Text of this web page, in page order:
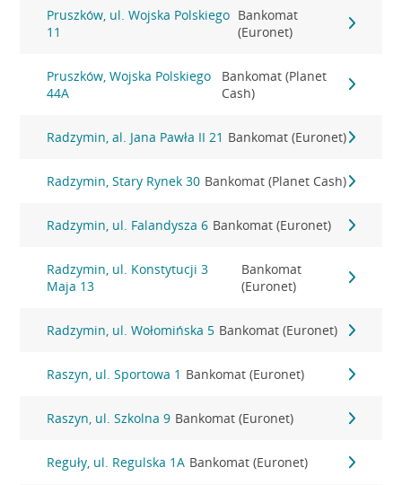
Pruszków, ul. Wojska Polskiego
11
Bankomat
(Euronet)
Pruszków, Wojska Polskiego
44A
Bankomat (Planet
Cash)
Radzymin, al. Jana Pawła II 21 Bankomat (Euronet)
Radzymin, Stary Rynek 30 Bankomat (Planet Cash)
Radzymin, ul. Falandysza 6 Bankomat (Euronet)
Radzymin, ul. Konstytucji 3
Maja 13
Bankomat
(Euronet)
Radzymin, ul. Wołomińska 5 Bankomat (Euronet)
Raszyn, ul. Sportowa 1 Bankomat (Euronet)
Raszyn, ul. Szkolna 9 Bankomat (Euronet)
Reguły, ul. Regulska 1A Bankomat (Euronet)